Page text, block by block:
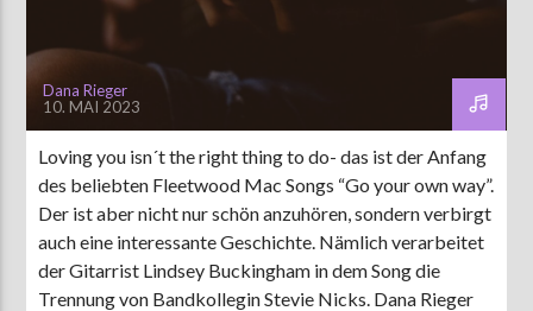
Dana Rieger
10. MAI 2023
Loving you isn´t the right thing to do- das ist der Anfang
des beliebten Fleetwood Mac Songs “Go your own way”.
Der ist aber nicht nur schön anzuhören, sondern verbirgt
auch eine interessante Geschichte. Nämlich verarbeitet
der Gitarrist Lindsey Buckingham in dem Song die
Trennung von Bandkollegin Stevie Nicks. Dana Rieger